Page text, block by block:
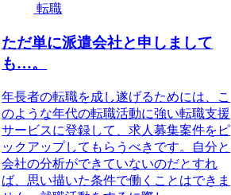
転職
ただ単に派遣会社と申しまして
も…。
年長者の転職を成し遂げるためには、こ
のような年代の転職活動に強い転職支援
サービスに登録して、求人募集案件をピ
ックアップしてもらうべきです。自分と
会社の分析ができていないのだとすれ
ば、思い描いた条件で働くことはできま